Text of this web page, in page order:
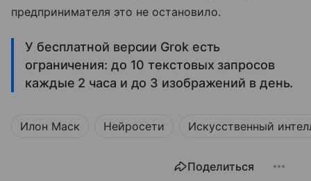
предпринимателя это не остановило.
У бесплатной версии Grok есть
ограничения: до 10 текстовых запросов
каждые 2 часа и до 3 изображений в день.
Илон Маск Нейросети Искусственный
Поделиться